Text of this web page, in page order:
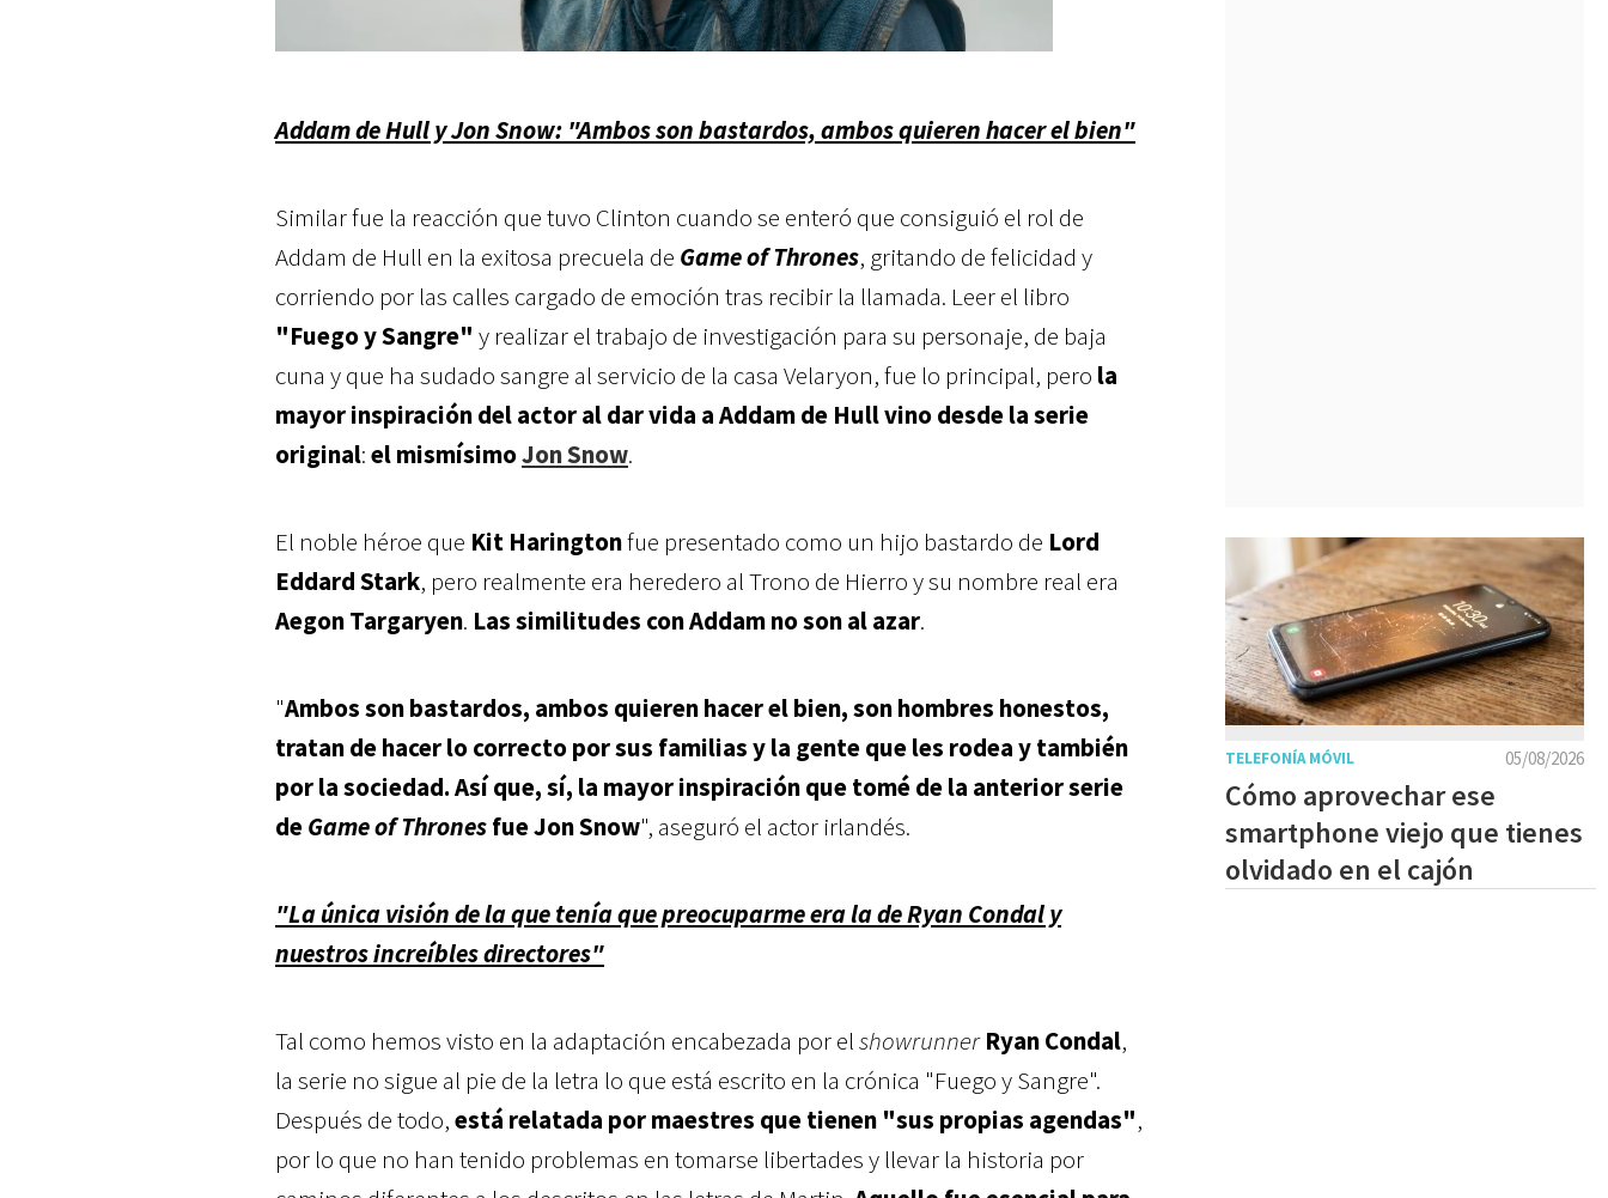
Addam de Hull y Jon Snow: "Ambos son bastardos, ambos quieren hacer el bien"
Similar fue la reacción que tuvo Clinton cuando se enteró que consiguió el rol de
Addam de Hull en la exitosa precuela de Game of Thrones, gritando de felicidad y
corriendo por las calles cargado de emoción tras recibir la llamada. Leer el libro
"Fuego y Sangre" y realizar el trabajo de investigación para su personaje, de baja
cuna y que ha sudado sangre al servicio de la casa Velaryon, fue lo principal, pero la
mayor inspiración del actor al dar vida a Addam de Hull vino desde la serie
original:el mismísimoJon Snow.
El noble héroe que Kit Haringtonfue presentado como un hijo bastardo de Lord
Eddard Stark, pero realmente era heredero al Trono de Hierro y su nombre real era
Aegon Targaryen. Las similitudes con Addam no son al azar.
"Ambos son bastardos, ambos quieren hacer el bien, son hombres honestos,
tratan de hacer lo correcto por sus familias y la gente que les rodea y también
por la sociedad. Así que, sí, la mayor inspiración que tomé de la anterior serie
deGame of Thronesfue Jon Snow", aseguró el actor irlandés.
"La única visión de la que tenía que preocuparme era la de Ryan Condal y
nuestros increíbles directores"
Tal como hemos visto en la adaptación encabezada por elshowrunnerRyan Condal,
la serie no sigue al pie de la letra lo que está escrito en la crónica "Fuego y Sangre".
Después de todo,está relatada por maestres que tienen "sus propias agendas",
por lo que no han tenido problemas en tomarse libertades y llevar la historia por
05/08/2026
TELEFONÍA MÓVIL
Cómo aprovechar ese
smartphone viejo que tienes
olvidado en el cajón